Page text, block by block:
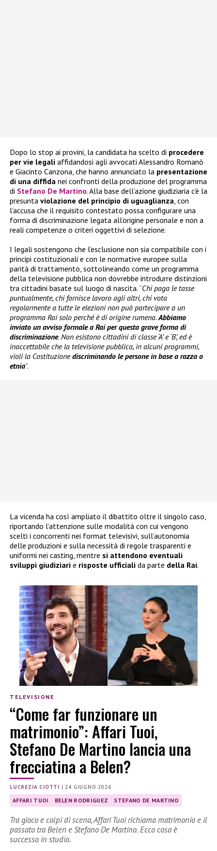
Dopo lo stop ai provini, la candidata ha scelto di procedere
per vie legali affidandosi agli avvocati Alessandro Romanò
e Giacinto Canzona, che hanno annunciato la presentazione
di una diffida nei confronti della produzione del programma
di Stefano De Martino. Alla base dell’azione giudiziaria c’è la
presunta violazione del principio di uguaglianza , con
l’accusa che il requisito contestato possa configurare una
forma di discriminazione legata all’origine personale e non a
reali competenze o criteri oggettivi di selezione.
I legali sostengono che l’esclusione non sia compatibile con i
principi costituzionali e con le normative europee sulla
parità di trattamento, sottolineando come un programma
della televisione pubblica non dovrebbe introdurre distinzioni
tra cittadini basate sul luogo di nascita. “Chi paga le tasse
puntualmente, chi fornisce lavoro agli altri, chi vota
regolarmente a tutte le elezioni non può partecipare a un
programma Rai solo perché è di origine rumena.Abbiamo
inviato un avviso formale a Rai per questa grave forma di
discriminazione. Non esistono cittadini di classe ‘A’ e ‘B’, ed è
inaccettabile che la televisione pubblica, in alcuni programmi,
violi la Costituzionediscriminando le persone in base a razza o
etnia”.
La vicenda ha così ampliato il dibattito oltre il singolo caso,
riportando l’attenzione sulle modalità con cui vengono
scelti i concorrenti nei format televisivi, sull’autonomia
delle produzioni e sulla necessità di regole trasparenti e
uniformi nei casting, mentre si attendono eventuali
sviluppi giudiziari e risposte ufficiali da parte della Rai.
TELEVISIONE
“Come far funzionare un
matrimonio”: Affari Tuoi,
Stefano De Martino lancia una
frecciatina a Belen?
LUCREZIA CIOTTI |24 GIUGNO 2026
AFFARI TUOI BELEN RODRIGUEZ STEFANO DE MARTINO
Tra gioco e colpi di scena, Affari Tuoi richiama matrimonio e il
passato tra Belen e Stefano De Martino. Ecco cosa è
successo in studio.